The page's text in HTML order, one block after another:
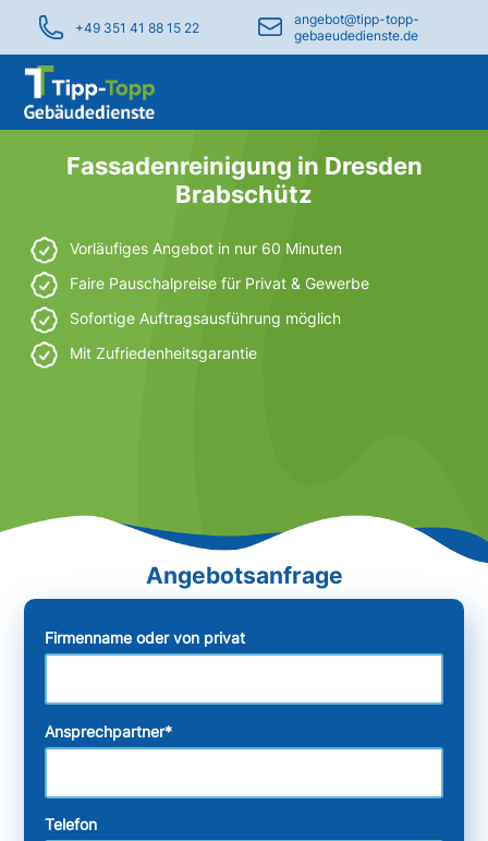
+49 351 41 88 15 22
angebot@tipp-topp-
gebaeudedienste.de
Fassadenreinigung in Dresden
Brabschütz
Vorläufiges Angebot in nur 60 Minuten
Faire Pauschalpreise für Privat & Gewerbe
Sofortige Auftragsausführung möglich
Mit Zufriedenheitsgarantie
Firmenname oder von privat
Ansprechpartner*
Telefon